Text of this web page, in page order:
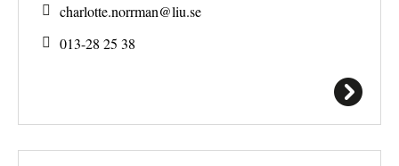
charlotte.norrman@liu.se
013-28 25 38